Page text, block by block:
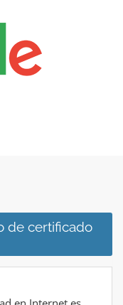
de certificado